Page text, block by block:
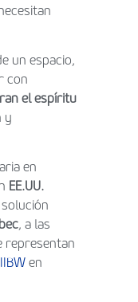
un espacio,
con
el espíritu
y
en
EE.UU.
, a las
representan
IIBW en